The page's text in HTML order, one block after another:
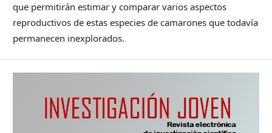
que permitirán estimar y comparar varios aspectos
reproductivos de estas especies de camarones que todavía
permanecen inexplorados.